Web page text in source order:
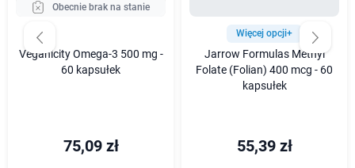
Obecnie brak na stanie
Veganicity Omega-3 500 mg -
60 kapsułek
75,09 zł
Więcej opcji+
Jarrow Formulas Methyl
Folate (Folian) 400 mcg - 60
kapsułek
55,39 zł